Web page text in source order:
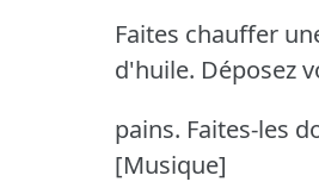
Faites chauffer
d'huile. Déposez
pains. Faites-les
[Musique]